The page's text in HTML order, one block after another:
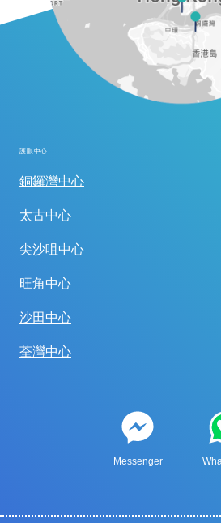
護眼中心
銅鑼灣中心
太古中心
尖沙咀中心
旺角中心
沙田中心
荃灣中心
Messenger